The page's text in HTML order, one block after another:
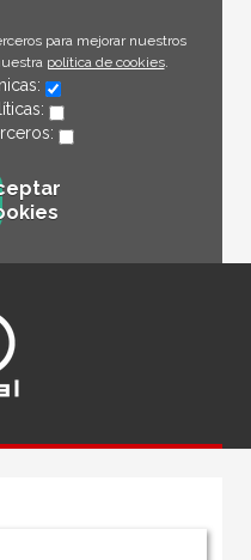
para mejorar nuestros
política de cookies.